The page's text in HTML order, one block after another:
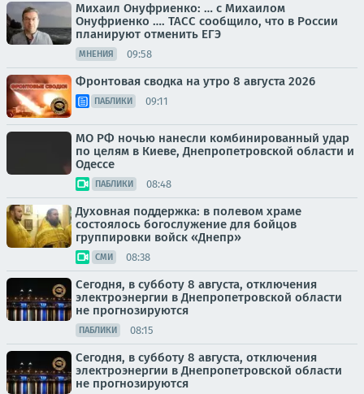
Михаил Онуфриенко: … с Михаилом
Онуфриенко …. ТАСС сообщило, что в России
планируют отменить ЕГЭ
МНЕНИЯ 09:58
Фронтовая сводка на утро 8 августа 2026
ПАБЛИКИ 09:11
МО РФ ночью нанесли комбинированный удар
по целям в Киеве, Днепропетровской области и
Одессе
ПАБЛИКИ 08:48
Духовная поддержка: в полевом храме
состоялось богослужение для бойцов
группировки войск «Днепр»
СМИ 08:38
Сегодня, в субботу 8 августа, отключения
электроэнергии в Днепропетровской области
не прогнозируются
ПАБЛИКИ 08:15
Сегодня, в субботу 8 августа, отключения
электроэнергии в Днепропетровской области
не прогнозируются